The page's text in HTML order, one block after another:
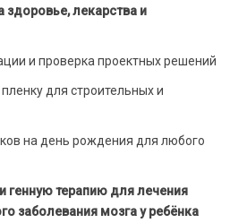
здоровье, лекарства и
и проверка проектных решений
для строительных и
на день рождения для любого
генную терапию для лечения
заболевания мозга у ребёнка